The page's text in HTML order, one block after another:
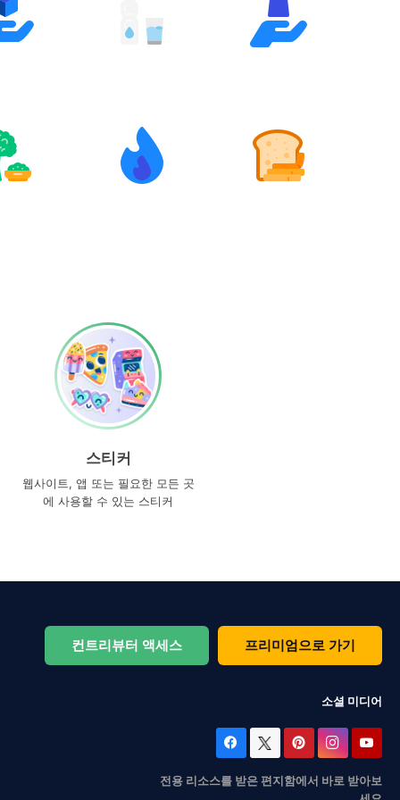
스티커
웹사이트, 앱 또는 필요한 모든 곳
에 사용할 수 있는 스티커
컨트리뷰터 액세스 프리미엄으로 가기
소셜 미디어
전용 리소스를 받은 편지함에서 바로 받아보